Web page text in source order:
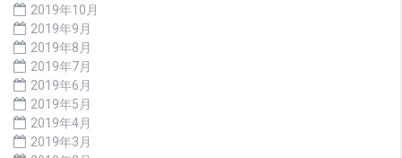
2019年10月
2019年9月
2019年8月
2019年7月
2019年6月
2019年5月
2019年4月
2019年3月